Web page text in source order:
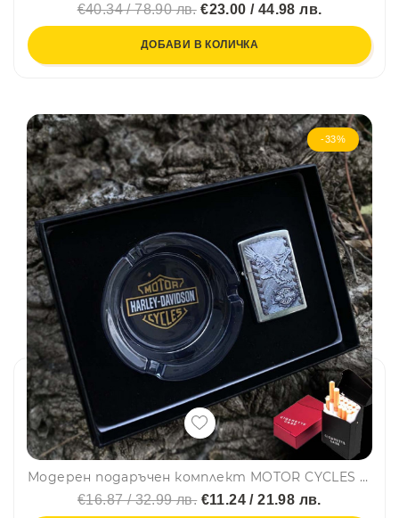
€40.34 / 78.90 лв.€23.00 / 44.98 лв.
ДОБАВИ В КОЛИЧКА
-33%
Модерен подаръчен комплект MOTOR CYCLES "Hаrlеy-Dаvidson" за любителите на тютюна - пепелник и запалка YJ6577
€16.87 / 32.99 лв.€11.24 / 21.98 лв.